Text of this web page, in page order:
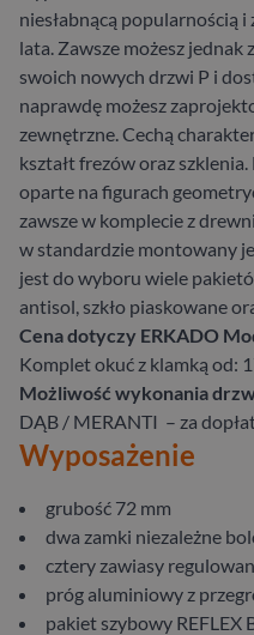
niesłabnącą popularnością
lata. Zawsze możesz
swoich nowych drzwi P i
naprawdę możesz
zewnętrzne. Cechą
kształt frezów oraz
oparte na figurach
zawsze w komplecie z
w standardzie montowany
jest do wyboru wiele
antisol, szkło piaskowane
Cena dotyczy ERKADO
Komplet okuć z klamką od:
Możliwość wykonania
DĄB / MERANTI – za
Wyposażenie
grubość 72 mm
dwa zamki niezależne
cztery zawiasy
próg aluminiowy z
pakiet szybowy REFLEX